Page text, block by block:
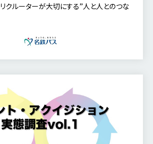
クルーターが大切にする”人と人とのつな